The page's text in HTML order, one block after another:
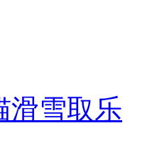
滑雪取乐